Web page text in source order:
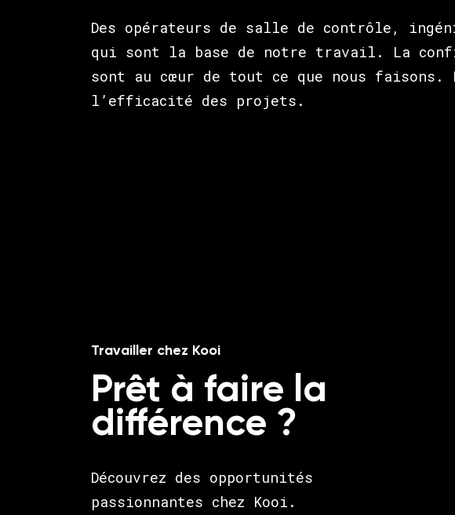
Des opérateurs de salle de contrôle,
qui sont la base de notre travail. La
sont au cœur de tout ce que nous faisons.
l’efficacité des projets.
Travailler chez Kooi
Prêt à faire la
différence ?
Découvrez des opportunités
passionnantes chez Kooi.